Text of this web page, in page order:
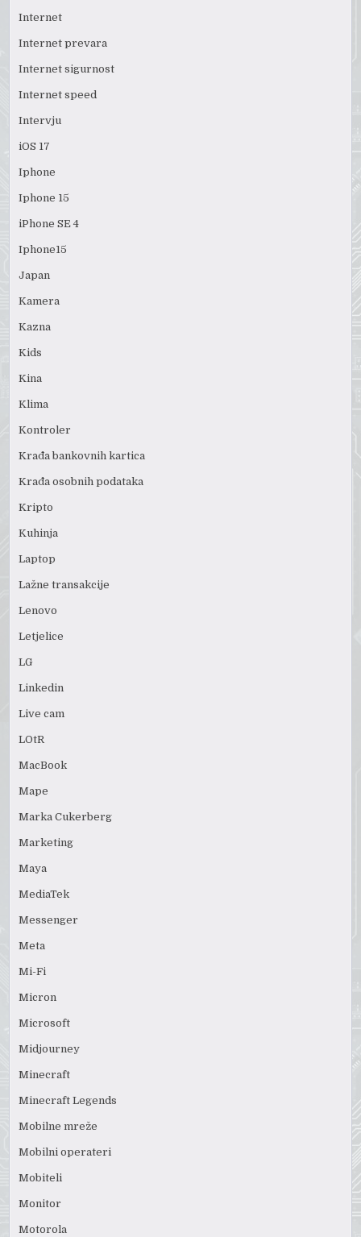
Internet
Internet prevara
Internet sigurnost
Internet speed
Intervju
iOS 17
Iphone
Iphone 15
iPhone SE 4
Iphone15
Japan
Kamera
Kazna
Kids
Kina
Klima
Kontroler
Krađa bankovnih kartica
Krađa osobnih podataka
Kripto
Kuhinja
Laptop
Lažne transakcije
Lenovo
Letjelice
LG
Linkedin
Live cam
LOtR
MacBook
Mape
Marka Cukerberg
Marketing
Maya
MediaTek
Messenger
Meta
Mi-Fi
Micron
Microsoft
Midjourney
Minecraft
Minecraft Legends
Mobilne mreže
Mobilni operateri
Mobiteli
Monitor
Motorola